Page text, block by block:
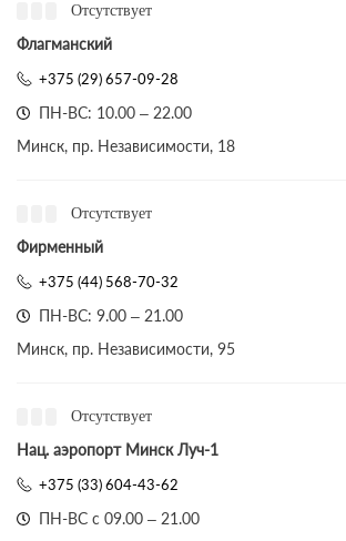
Отсутствует
Флагманский
+375 (29) 657-09-28
ПН-ВС: 10.00 – 22.00
Минск, пр. Независимости, 18
Отсутствует
Фирменный
+375 (44) 568-70-32
ПН-ВС: 9.00 – 21.00
Минск, пр. Независимости, 95
Отсутствует
Нац. аэропорт Минск Луч-1
+375 (33) 604-43-62
ПН-ВС с 09.00 – 21.00